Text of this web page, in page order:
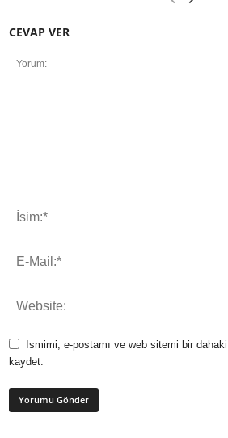
CEVAP VER
Ismimi, e-postamı ve web sitemi bir
kaydet.